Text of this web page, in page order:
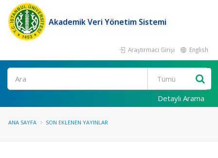
Akademik Veri Yönetim Sistemi
Araştırmacı Girişi English
Ara
Detaylı Arama
ANA SAYFA SON EKLENEN YAYINLAR